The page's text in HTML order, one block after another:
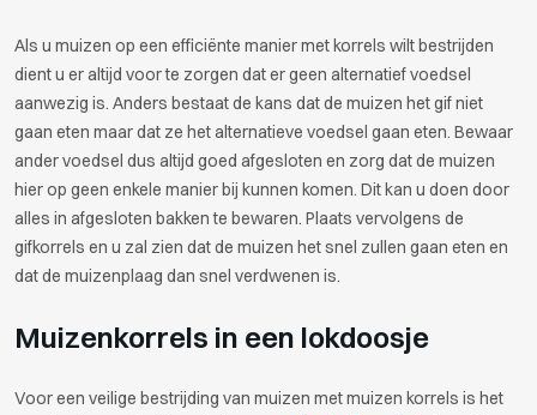
Als u muizen op een efficiënte manier met korrels wilt bestrijden
dient u er altijd voor te zorgen dat er geen alternatief voedsel
aanwezig is. Anders bestaat de kans dat de muizen het gif niet
gaan eten maar dat ze het alternatieve voedsel gaan eten. Bewaar
ander voedsel dus altijd goed afgesloten en zorg dat de muizen
hier op geen enkele manier bij kunnen komen. Dit kan u doen door
alles in afgesloten bakken te bewaren. Plaats vervolgens de
gifkorrels en u zal zien dat de muizen het snel zullen gaan eten en
dat de muizenplaag dan snel verdwenen is.
Muizenkorrels in een lokdoosje
Voor een veilige bestrijding van muizen met muizen korrels is het